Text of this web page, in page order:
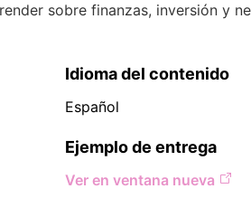
sobre finanzas, inversión y
Idioma del contenido
Español
Ejemplo de entrega
Ver en ventana nueva